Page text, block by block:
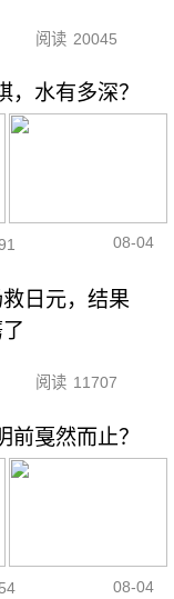
阅读 20045
水有多深？
08-04
日元，结果
阅读 11707
戛然而止？
08-04